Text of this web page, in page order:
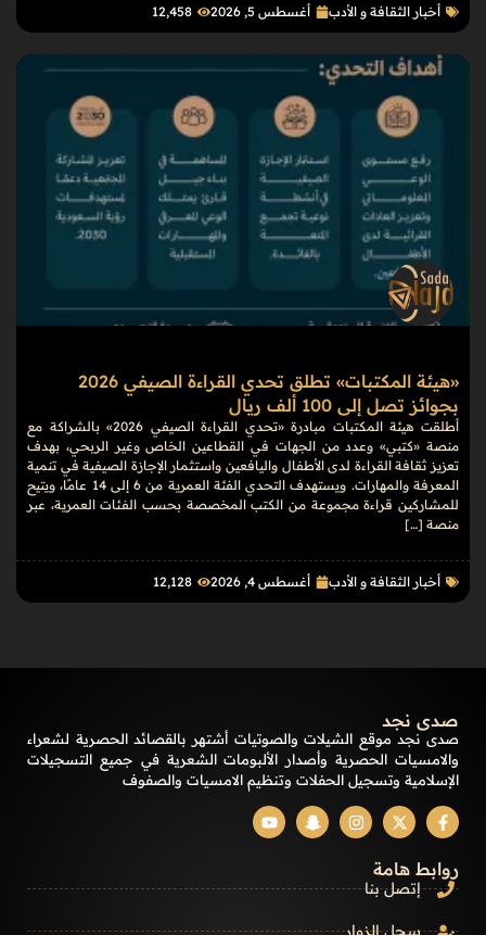
أخبار الثقافة و الأدب أغسطس 5, 2026 12٬458
«هيئة المكتبات» تطلق تحدي القراءة الصيفي 2026
بجوائز تصل إلى 100 ألف ريال
أطلقت هيئة المكتبات مبادرة «تحدي القراءة الصيفي 2026» بالشراكة مع
منصة «كتبي» وعدد من الجهات في القطاعين الخاص وغير الربحي، بهدف
تعزيز ثقافة القراءة لدى الأطفال واليافعين واستثمار الإجازة الصيفية في تنمية
المعرفة والمهارات. ويستهدف التحدي الفئة العمرية من 6 إلى 14 عامًا، ويتيح
للمشاركين قراءة مجموعة من الكتب المخصصة بحسب الفئات العمرية، عبر
منصة […]
أخبار الثقافة و الأدب أغسطس 4, 2026 12٬128
صدى نجد
صدى نجد موقع الشيلات والصوتيات أشتهر بالقصائد الحصرية لشعراء
والامسيات الحصرية وأصدار الألبومات الشعرية في جميع التسجيلات
الإسلامية وتسجيل الحفلات وتنظيم الامسيات والصفوف
روابط هامة
إتصل بنا